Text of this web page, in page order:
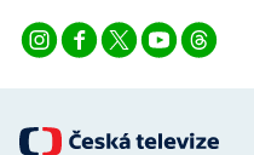
Ostatní